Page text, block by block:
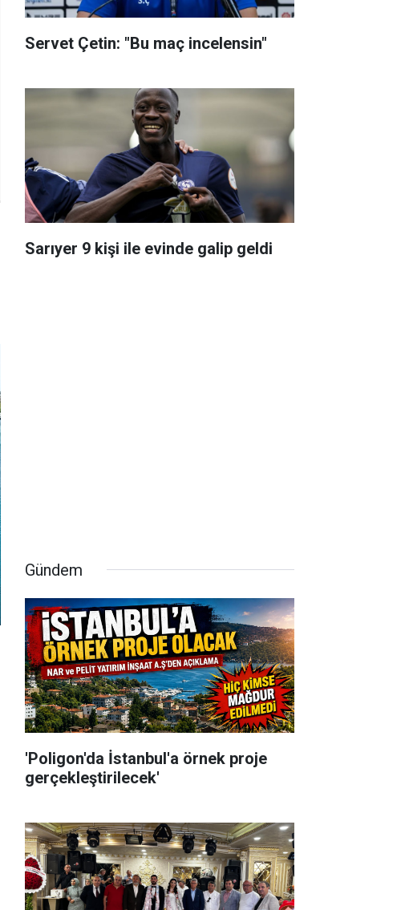
Servet Çetin: "Bu maç incelensin"
Sarıyer 9 kişi ile evinde galip geldi
Gündem
'Poligon'da İstanbul'a örnek proje
gerçekleştirilecek'